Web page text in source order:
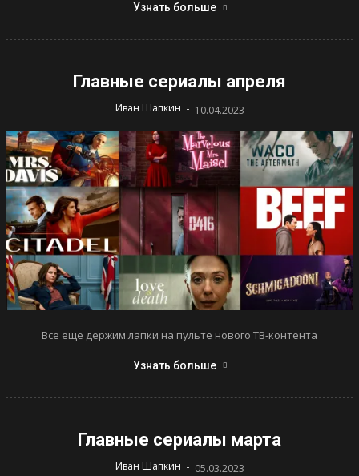
Узнать больше
Главные сериалы апреля
Иван Шапкин - 10.04.2023
Все еще держим лапки на пульте нового ТВ-контента
Узнать больше
Главные сериалы марта
Иван Шапкин - 05.03.2023